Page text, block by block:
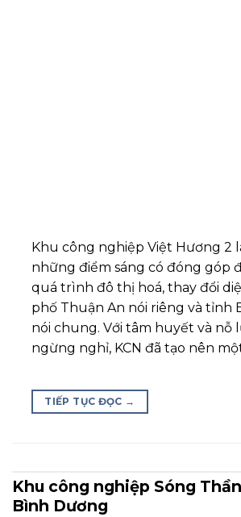
Khu công nghiệp Việt Hương 2
những điểm sáng có đóng góp
quá trình đô thị hoá, thay đổi
phố Thuận An nói riêng và tỉnh
nói chung. Với tâm huyết và nỗ
ngừng nghỉ, KCN đã tạo nên
TIẾP TỤC ĐỌC →
Khu công nghiệp Sóng
Bình Dương